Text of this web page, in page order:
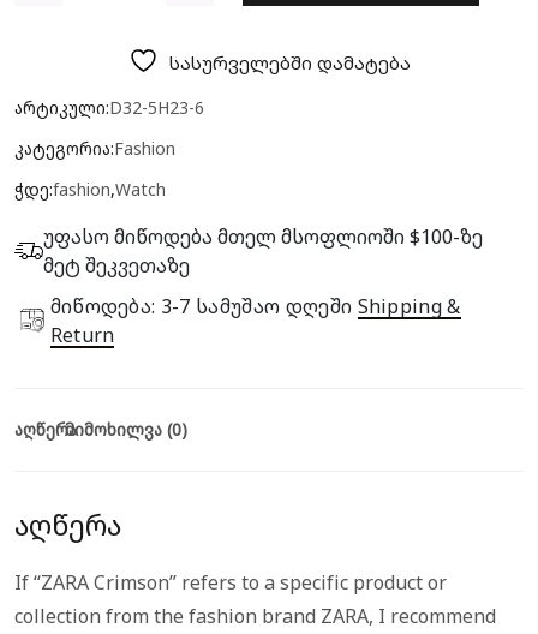
სასურველებში დამატება
არტიკული:D32-5H23-6
კატეგორია:Fashion
ჭდე:fashion,Watch
უფასო მიწოდება მთელ მსოფლიოში $100-ზე
მეტ შეკვეთაზე
Მიწოდება: 3-7 Სამუშაო Დღეში Shipping &
Return
აღწერამიმოხილვა (0)
აღწერა
If “ZARA Crimson” refers to a specific product or
collection from the fashion brand ZARA, I recommend